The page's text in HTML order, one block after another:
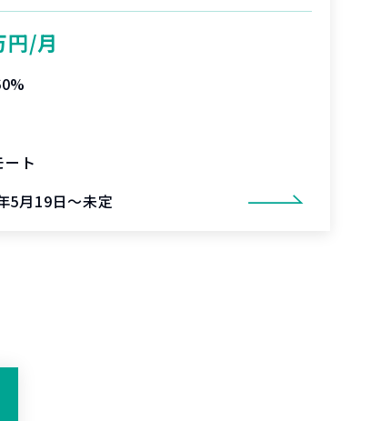
円/月
ト
5月19日～未定